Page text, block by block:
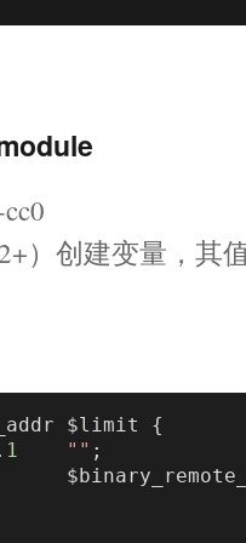
）创建变量，其
$limit {
1 "" ;